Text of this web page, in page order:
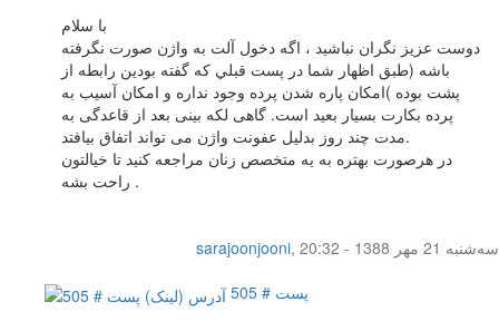
با سلام
دوست عزيز نگران نباشيد ، اگه دخول آلت به واژن صورت نگرفته
باشه (طبق اظهار شما در پست قبلي كه گفته بودين رابطه از
پشت بوده )امكان پاره شدن پرده وجود نداره و امکان آسیب به
پرده بکارت بسیار بعید است. گاهی لکه بینی بعد از قاعدگی به
مدت چند روز بدلیل عفونت واژن می تواند اتفاق بیافتد.
در هرصورت بهتره به يه متخصص زنان مراجعه كنيد تا خيالتون
راحت بشه .
sarajoonjooni,
سه‌شنبه 21 مهر 1388 - 20:32
پست # 505